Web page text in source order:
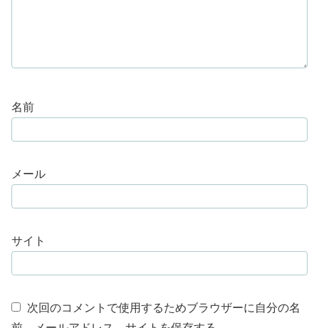
名前
メール
サイト
次回のコメントで使用するためブラウザーに自分の名